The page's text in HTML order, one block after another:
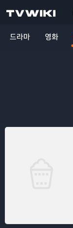
드라마 영화